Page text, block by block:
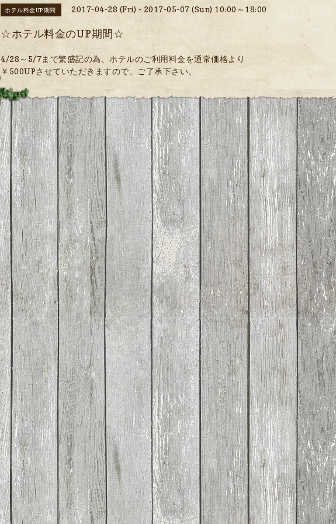
ホテル料金UP期間 2017-04-28 (Fri) - 2017-05-07 (Sun) 10:00～18:00
☆ホテル料金のUP期間☆
4/28～5/7まで繁盛記の為、ホテルのご利用料金を通常価格より
￥500UPさせていただきますので、ご了承下さい。